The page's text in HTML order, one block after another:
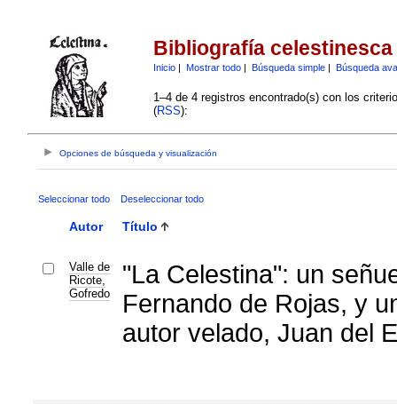
Bibliografía celestinesca
Inicio| Mostrar todo| Búsqueda simple| Búsqueda
1–4 de 4 registros encontrado(s) con los
(RSS):
Opciones de búsqueda y visualización
Seleccionar todo Deseleccionar todo
Autor Título
Valle de
Ricote,
Gofredo
"La Celestina": un
Fernando de Rojas, y
autor velado, Juan del